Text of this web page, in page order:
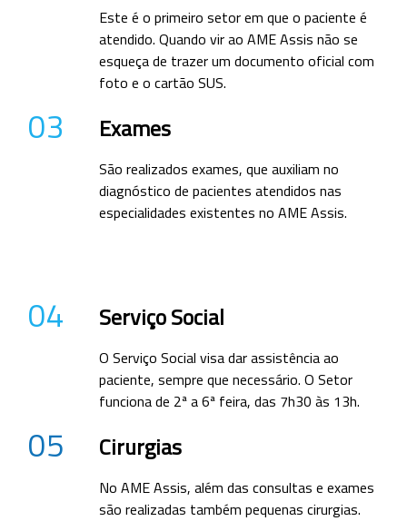
Este é o primeiro setor em que o paciente é
atendido. Quando vir ao AME Assis não se
esqueça de trazer um documento oficial com
foto e o cartão SUS.
03 Exames
São realizados exames, que auxiliam no
diagnóstico de pacientes atendidos nas
especialidades existentes no AME Assis.
04 Serviço Social
O Serviço Social visa dar assistência ao
paciente, sempre que necessário. O Setor
funciona de 2ª a 6ª feira, das 7h30 às 13h.
05 Cirurgias
No AME Assis, além das consultas e exames
são realizadas também pequenas cirurgias.